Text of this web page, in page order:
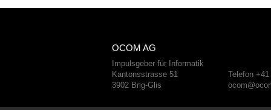
OCOM AG
Impulsgeber für Informatik
Kantonsstrasse 51
3902 Brig-Glis
Telefon